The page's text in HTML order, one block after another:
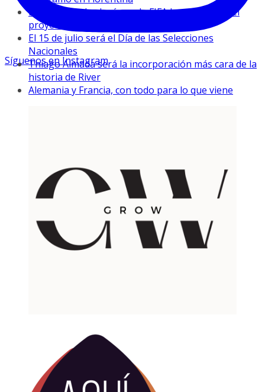
Síguenos en Instagram
La Conmebol valoró que la FIFA haya retirado el
proyecto privatizador
El 15 de julio será el Día de las Selecciones
Nacionales
Thiago Almada será la incorporación más cara de la
historia de River
Alemania y Francia, con todo para lo que viene